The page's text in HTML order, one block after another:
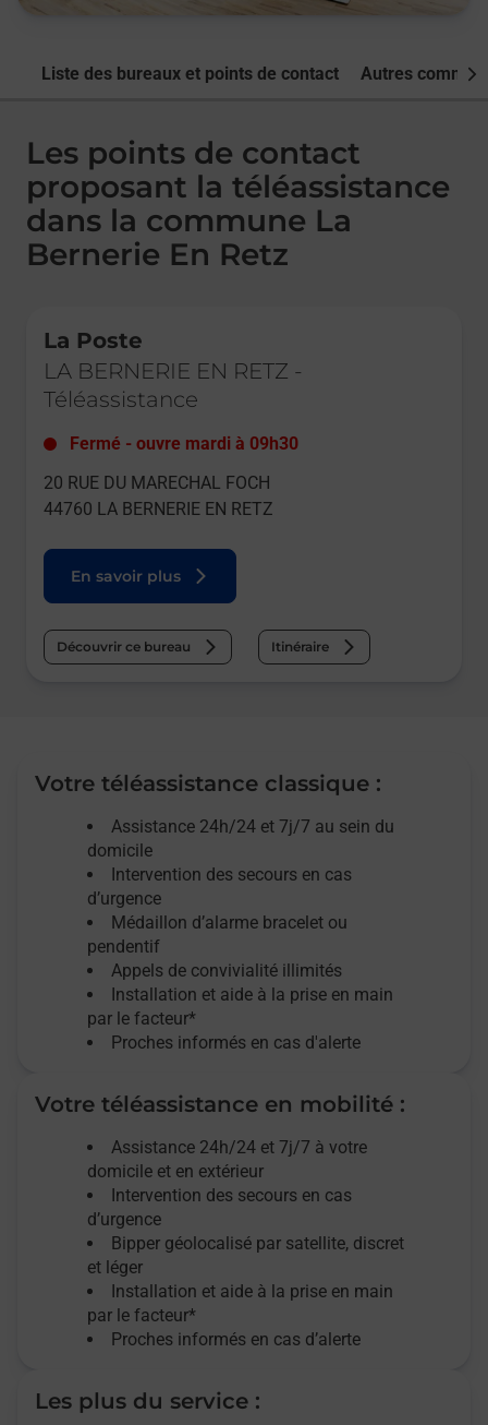
Liste des bureaux et points de contact Autres
Les points de contact
proposant la téléassistance
dans la commune La
Bernerie En Retz
La Poste
LA BERNERIE EN RETZ -
Téléassistance
Fermé - ouvre mardi à 09h30
20 RUE DU MARECHAL FOCH
44760 LA BERNERIE EN RETZ
En savoir plus
Découvrir ce bureau Itinéraire
Votre téléassistance classique :
Assistance 24h/24 et 7j/7 au sein du
domicile
Intervention des secours en cas
d’urgence
Médaillon d’alarme bracelet ou
pendentif
Appels de convivialité illimités
Installation et aide à la prise en main
par le facteur*
Proches informés en cas d'alerte
Votre téléassistance en mobilité :
Assistance 24h/24 et 7j/7 à votre
domicile et en extérieur
Intervention des secours en cas
d’urgence
Bipper géolocalisé par satellite, discret
et léger
Installation et aide à la prise en main
par le facteur*
Proches informés en cas d’alerte
Les plus du service :